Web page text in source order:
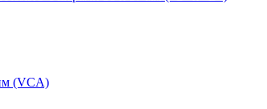
(VCA)